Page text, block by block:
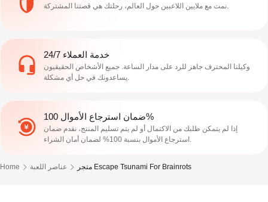
نمت مع ملايين اللاعبين حول العالم، رحلتك هي قصتنا المشتركة.
خدمة العملاء 24/7
وكيلنا المحترف جاهز للرد على مدار الساعة. جميع الأشخاص الحقيقيون
يساعدونك في حل أي مشكلة.
ضمان استرجاع الأموال 100%
إذا لم يتمكن طلبك من الاكتمال أو لم يتم تسليم المنتج، نقدم ضمان
استرجاع الأموال بنسبة 100% لضمان أمان الشراء.
Home عناصر اللعبة متجر Escape Tsunami For Brainrots